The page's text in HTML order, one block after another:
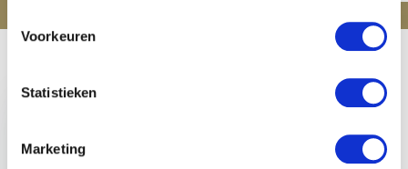
Voorkeuren
Statistieken
Marketing